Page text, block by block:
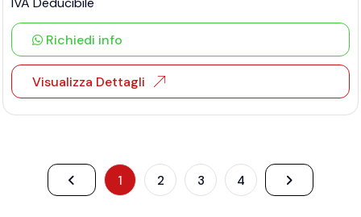
Richiedi info
Visualizza Dettagli
1 2 3 4